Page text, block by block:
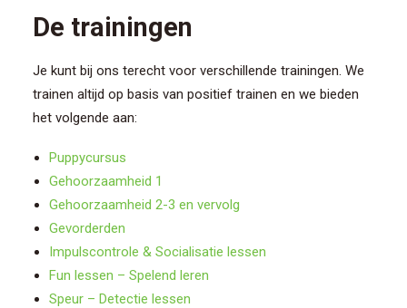
De trainingen
Je kunt bij ons terecht voor verschillende trainingen. We
trainen altijd op basis van positief trainen en we bieden
het volgende aan:
Puppycursus
Gehoorzaamheid 1
Gehoorzaamheid 2-3 en vervolg
Gevorderden
Impulscontrole & Socialisatie lessen
Fun lessen – Spelend leren
Speur – Detectie lessen